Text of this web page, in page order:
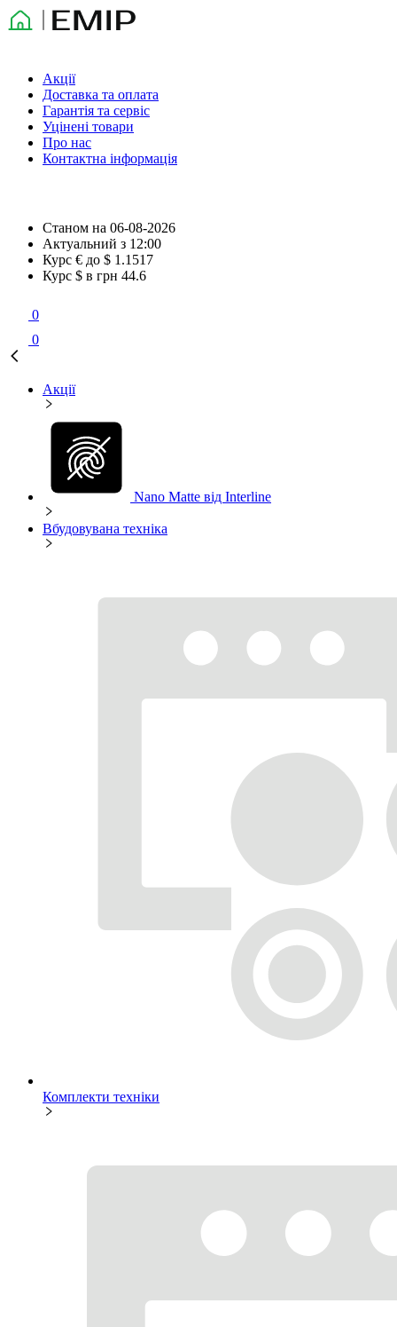
Акції
Доставка та оплата
Гарантія та сервіс
Уцінені товари
Про нас
Контактна інформація
Станом на 06-08-2026
Актуальний з 12:00
Курс € до $ 1.1517
Курс $ в грн 44.6
0
0
Акції
Nano Matte від Interline
Вбудовувана техніка
Комплекти техніки